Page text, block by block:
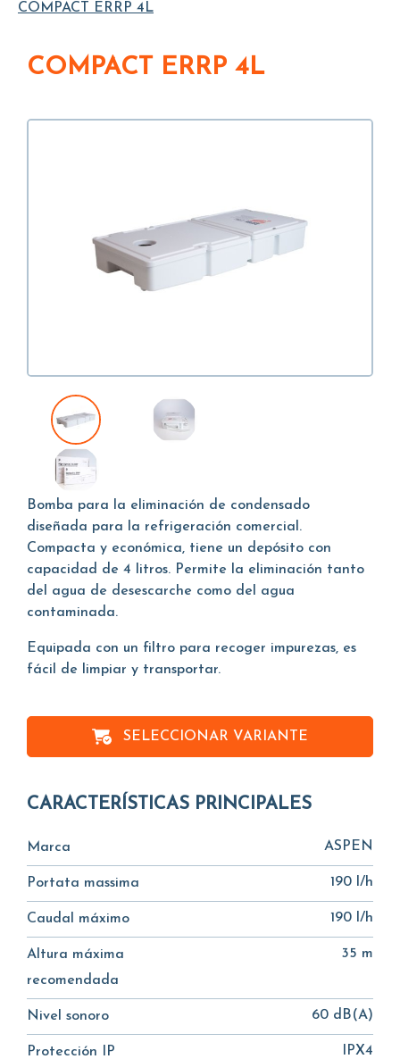
COMPACT ERRP 4L
COMPACT ERRP 4L
Bomba para la eliminación de condensado
diseñada para la refrigeración comercial.
Compacta y económica, tiene un depósito con
capacidad de 4 litros. Permite la eliminación tanto
del agua de desescarche como del agua
contaminada.
Equipada con un filtro para recoger impurezas, es
fácil de limpiar y transportar.
SELECCIONAR VARIANTE
CARACTERÍSTICAS PRINCIPALES
Marca ASPEN
Portata massima 190 l/h
Caudal máximo 190 l/h
Altura máxima
recomendada
35 m
Nivel sonoro 60 dB(A)
Protección IP IPX4